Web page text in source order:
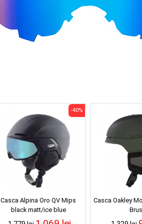
Casca Alpina Oro QV Mips
black matt/ice blue
-40%
Casca Oakley